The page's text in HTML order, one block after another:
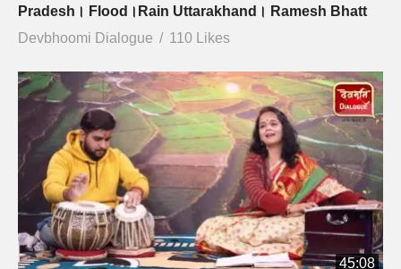
Pradesh। Flood।Rain Uttarakhand। Ramesh Bhatt
Devbhoomi Dialogue
110 Likes
45:08